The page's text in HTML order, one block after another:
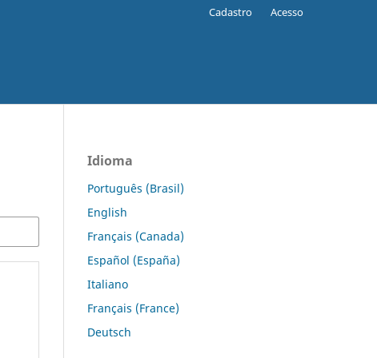
Cadastro Acesso
Idioma
Português (Brasil)
English
Français (Canada)
Español (España)
Italiano
Français (France)
Deutsch